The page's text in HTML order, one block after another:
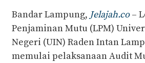
Bandar Lampung, Jelajah.co–
Penjaminan Mutu (LPM)
Negeri (UIN) Raden Intan
memulai pelaksanaan Audit